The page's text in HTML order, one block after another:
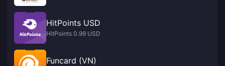
HitPoints USD
HitPoints 0.99 USD
Funcard (VN)